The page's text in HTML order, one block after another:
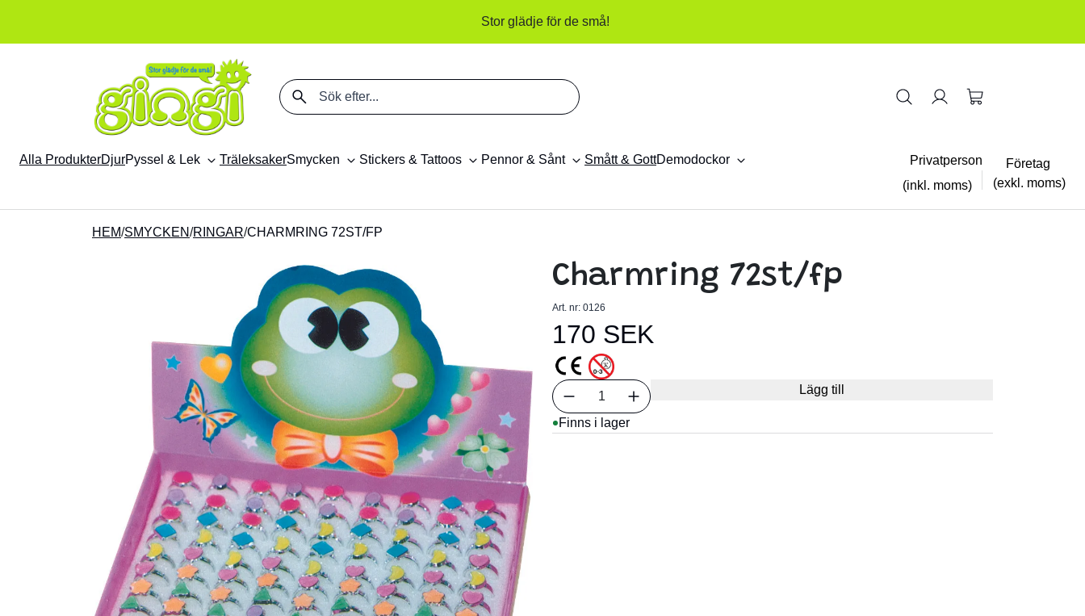
Stor glädje för de små!
Sök på produkter
Alla ProdukterDjurPyssel & Lek TräleksakerSmycken Stickers & Tattoos Pennor & Sånt Smått & GottDemodockor
Privatperson
(inkl. moms)
Företag
(exkl. moms)
HEM/SMYCKEN/RINGAR/CHARMRING 72ST/FP
Charmring 72st/fp
Art. nr: 0126
170 SEK
Välj antal
1 Lägg till
Finns i lager